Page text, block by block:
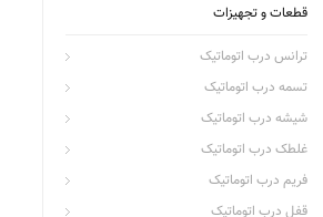
قطعات و تجهیزات
ترانس درب اتوماتیک
تسمه درب اتوماتیک
شیشه درب اتوماتیک
غلطک درب اتوماتیک
فریم درب اتوماتیک
قفل درب اتوماتیک